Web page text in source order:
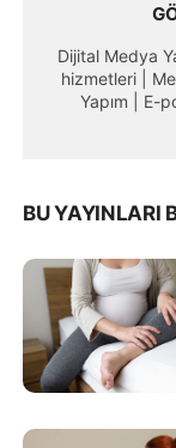
Dijital Medya
hizmetleri |
Yapım | E-
BU YAYINLARI